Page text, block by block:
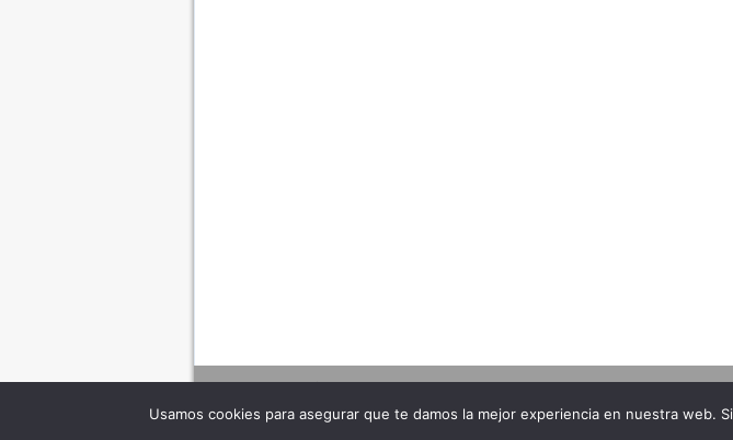
Usamos cookies para asegurar que te damos la mejor experiencia en nuestra